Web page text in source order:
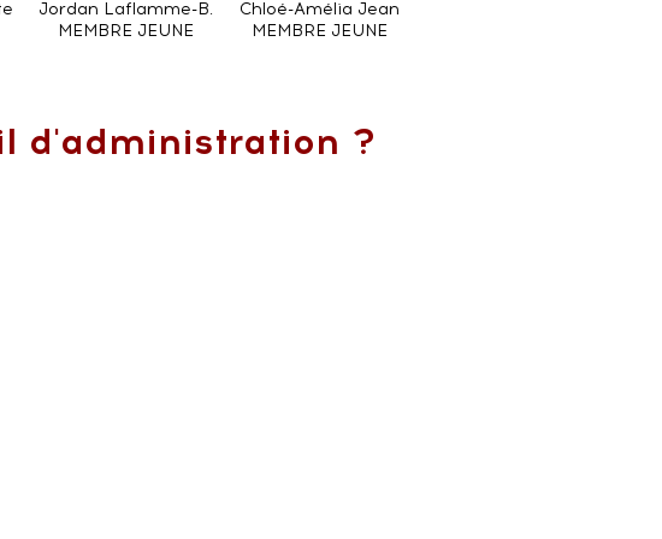
Jordan Laflamme-B.
MEMBRE JEUNE
Chloé-Amélia Jean
MEMBRE JEUNE
d'administration ?